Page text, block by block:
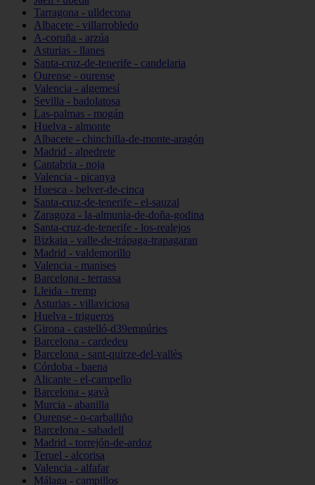
Tarragona - ulldecona
Albacete - villarrobledo
A-coruña - arzúa
Asturias - llanes
Santa-cruz-de-tenerife - candelaria
Ourense - ourense
Valencia - algemesí
Sevilla - badolatosa
Las-palmas - mogán
Huelva - almonte
Albacete - chinchilla-de-monte-aragón
Madrid - alpedrete
Cantabria - noja
Valencia - picanya
Huesca - belver-de-cinca
Santa-cruz-de-tenerife - el-sauzal
Zaragoza - la-almunia-de-doña-godina
Santa-cruz-de-tenerife - los-realejos
Bizkaia - valle-de-trápaga-trapagaran
Madrid - valdemorillo
Valencia - manises
Barcelona - terrassa
Lleida - tremp
Asturias - villaviciosa
Huelva - trigueros
Girona - castelló-d39empúries
Barcelona - cardedeu
Barcelona - sant-quirze-del-vallès
Córdoba - baena
Alicante - el-campello
Barcelona - gavà
Murcia - abanilla
Ourense - o-carballiño
Barcelona - sabadell
Madrid - torrejón-de-ardoz
Teruel - alcorisa
Valencia - alfafar
Málaga - campillos